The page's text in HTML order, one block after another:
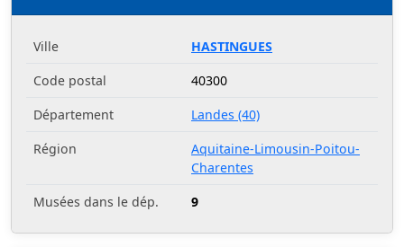
Ville
HASTINGUES
Code postal
40300
Département
Landes (40)
Région
Aquitaine-Limousin-Poitou-
Charentes
Musées dans le dép.
9